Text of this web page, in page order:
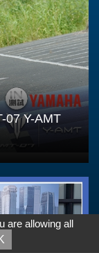
07 Y-AMT
are allowing all